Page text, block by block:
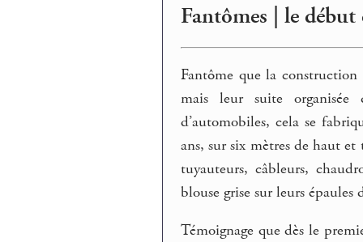
Fantômes | le
Fantôme que la
mais leur suite organisée
d’automobiles, cela se
ans, sur six mètres de haut
tuyauteurs, câbleurs,
blouse grise sur leurs épaules
Témoignage que dès le